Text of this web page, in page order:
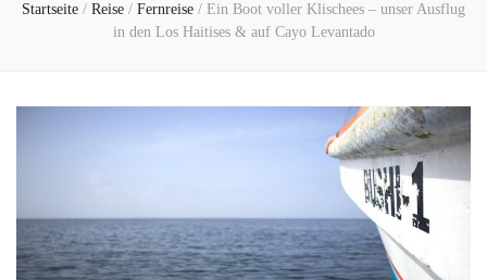
Startseite / Reise / Fernreise / Ein Boot voller Klischees – unser Ausflug
in den Los Haitises & auf Cayo Levantado